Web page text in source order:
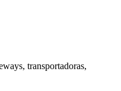
transportadoras,